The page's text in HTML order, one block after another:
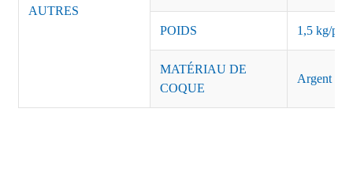
AUTRES
POIDS 1,5 kg/
MATÉRIAU DE
COQUE
Argent